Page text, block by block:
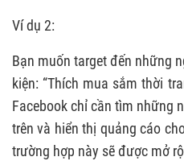
Ví dụ 2:
Bạn muốn target đến những
kiện: “Thích mua sắm thời
Facebook chỉ cần tìm những
trên và hiển thị quảng cáo
trường hợp này sẽ được mở